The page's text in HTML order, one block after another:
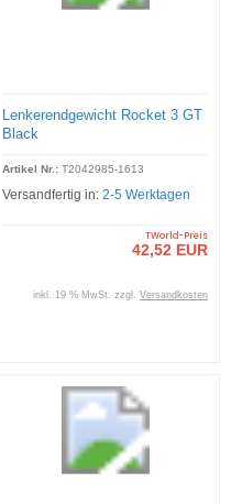
Lenkerendgewicht Rocket 3 GT
Black
Artikel Nr.: T2042985-1613
Versandfertig in: 2-5 Werktagen
TWorld-Preis
42,52 EUR
inkl. 19 % MwSt. zzgl. Versandkosten